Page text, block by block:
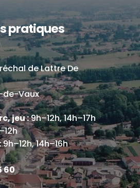
pratiques
de Lattre De
de-Vaux
jeu :9h–12h, 14h–17h
9h–12h, 14h–16h
60